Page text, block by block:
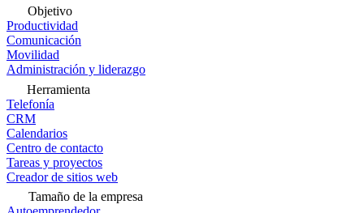
Objetivo
Productividad
Comunicación
Movilidad
Administración y liderazgo
Herramienta
Telefonía
CRM
Calendarios
Centro de contacto
Tareas y proyectos
Creador de sitios web
Tamaño de la empresa